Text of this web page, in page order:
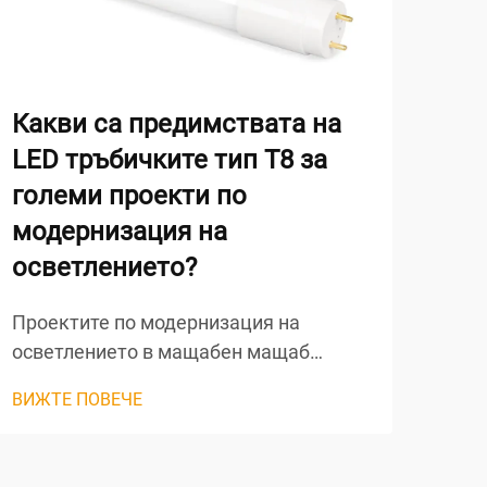
Какви са предимствата на
LED тръбичките тип T8 за
големи проекти по
модернизация на
осветлението?
Проектите по модернизация на
осветлението в мащабен мащаб
предизвикателства, които изискват
ВИЖТЕ ПОВЕЧЕ